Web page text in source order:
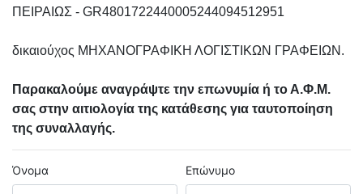
ΠΕΙΡΑΙΩΣ - GR4801722440005244094512951
δικαιούχος ΜΗΧΑΝΟΓΡΑΦΙΚΗ ΛΟΓΙΣΤΙΚΩΝ ΓΡΑΦΕΙΩΝ.
Παρακαλούμε αναγράψτε την επωνυμία ή το Α.Φ.Μ.
σας στην αιτιολογία της κατάθεσης για ταυτοποίηση
της συναλλαγής.
Όνομα Επώνυμο